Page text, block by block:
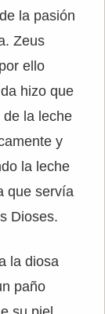
la pasión
Zeus
ello
hizo que
la leche
y
la leche
que servía
Dioses.
la diosa
paño